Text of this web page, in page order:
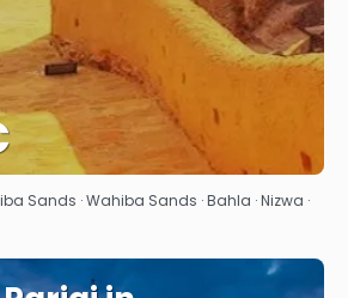
Vedere
Sands · Wahiba Sands · Bahla · Nizwa ·